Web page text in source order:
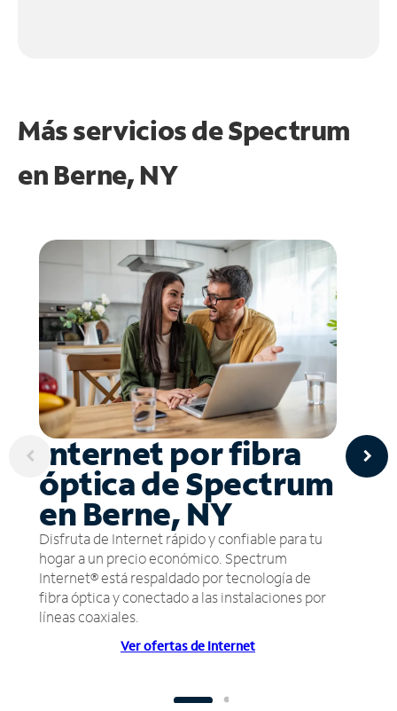
Más servicios de Spectrum
en Berne, NY
Internet por fibra
óptica de Spectrum
en Berne, NY
Disfruta de Internet rápido y confiable para tu
hogar a un precio económico. Spectrum
Internet® está respaldado por tecnología de
fibra óptica y conectado a las instalaciones por
líneas coaxiales.
Ver ofertas de Internet